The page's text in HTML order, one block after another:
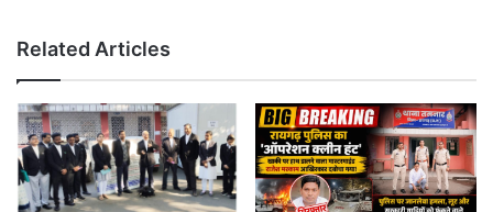
Related Articles